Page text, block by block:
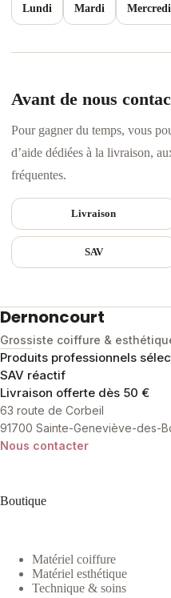
Lundi Mardi Mercredi
Avant de nous
Pour gagner du temps, vous
d’aide dédiées à la livraison,
fréquentes.
Livraison
SAV
Dernoncourt
Grossiste coiffure &
Produits professionnels
SAV réactif
Livraison offerte dès 50 €
63 route de Corbeil
91700 Sainte-Geneviève-des-
Nous contacter
Boutique
Matériel coiffure
Matériel esthétique
Technique & soins